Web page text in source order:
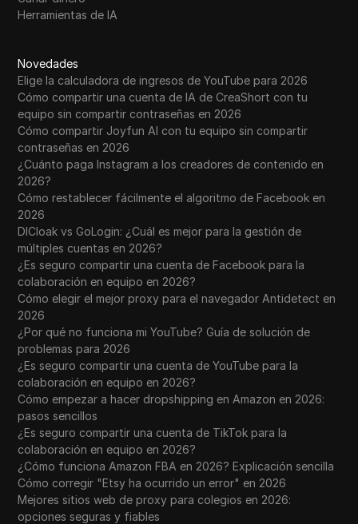
Herramientas de IA
Novedades
Elige la calculadora de ingresos de YouTube para 2026
Cómo compartir una cuenta de IA de CreaShort con tu
equipo sin compartir contraseñas en 2026
Cómo compartir Joyfun AI con tu equipo sin compartir
contraseñas en 2026
¿Cuánto paga Instagram a los creadores de contenido en
2026?
Cómo restablecer fácilmente el algoritmo de Facebook en
2026
DICloak vs GoLogin: ¿Cuál es mejor para la gestión de
múltiples cuentas en 2026?
¿Es seguro compartir una cuenta de Facebook para la
colaboración en equipo en 2026?
Cómo elegir el mejor proxy para el navegador Antidetect en
2026
¿Por qué no funciona mi YouTube? Guía de solución de
problemas para 2026
¿Es seguro compartir una cuenta de YouTube para la
colaboración en equipo en 2026?
Cómo empezar a hacer dropshipping en Amazon en 2026:
pasos sencillos
¿Es seguro compartir una cuenta de TikTok para la
colaboración en equipo en 2026?
¿Cómo funciona Amazon FBA en 2026? Explicación sencilla
Cómo corregir "Etsy ha ocurrido un error" en 2026
Mejores sitios web de proxy para colegios en 2026:
opciones seguras y fiables